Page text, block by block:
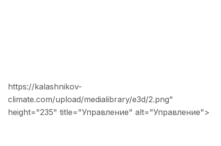
https://kalashnikov-
climate.com/upload/medialibrary/e3d/2.png"
height="235" title="Управление" alt="Управление">